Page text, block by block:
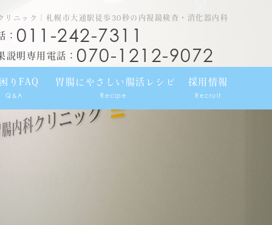
ニック｜札幌市大通駅徒歩30秒の内視鏡検査・消化器内科
： 011-242-7311
説明専用電話： 070-1212-9072
りFAQ
Q&A
胃腸にやさしい腸活レシピ
Recipe
採用情報
Recruit